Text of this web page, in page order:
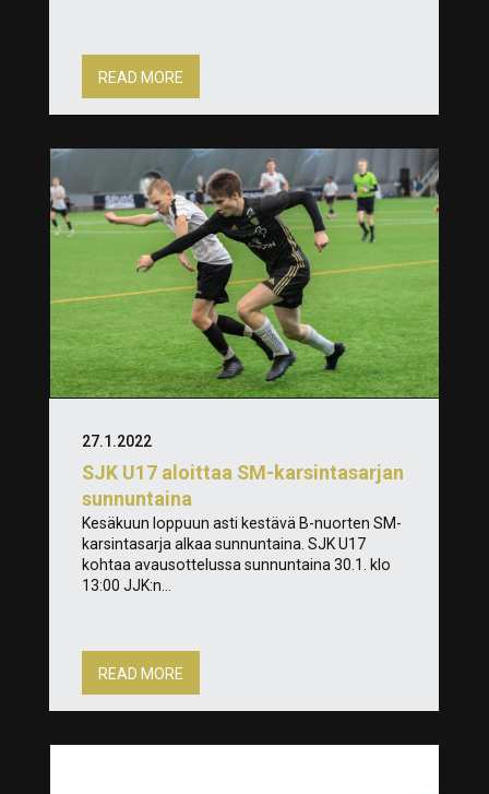
READ MORE
SJK U17 aloittaa SM-karsintasarjan
sunnuntaina
27.1.2022
Kesäkuun loppuun asti kestävä B-nuorten SM-
karsintasarja alkaa sunnuntaina. SJK U17
kohtaa avausottelussa sunnuntaina 30.1. klo
13:00 JJK:n...
READ MORE